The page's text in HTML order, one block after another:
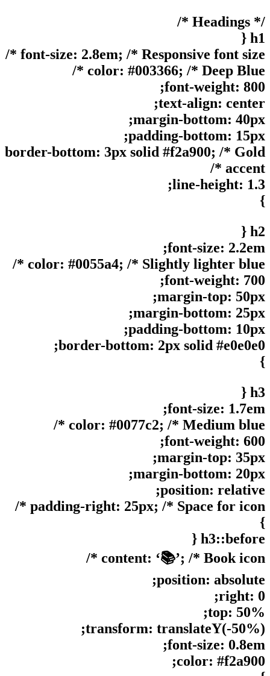
/* Headings */
h1 {
font-size: 2.8em; /* Responsive font size */
color: #003366; /* Deep Blue */
font-weight: 800;
text-align: center;
margin-bottom: 40px;
padding-bottom: 15px;
border-bottom: 3px solid #f2a900; /* Gold
accent */
line-height: 1.3;
}
h2 {
font-size: 2.2em;
color: #0055a4; /* Slightly lighter blue */
font-weight: 700;
margin-top: 50px;
margin-bottom: 25px;
padding-bottom: 10px;
border-bottom: 2px solid #e0e0e0;
}
h3 {
font-size: 1.7em;
color: #0077c2; /* Medium blue */
font-weight: 600;
margin-top: 35px;
margin-bottom: 20px;
position: relative;
padding-right: 25px; /* Space for icon */
}
h3::before {
content: ‘📚’; /* Book icon */
position: absolute;
right: 0;
top: 50%;
transform: translateY(-50%);
font-size: 0.8em;
color: #f2a900;